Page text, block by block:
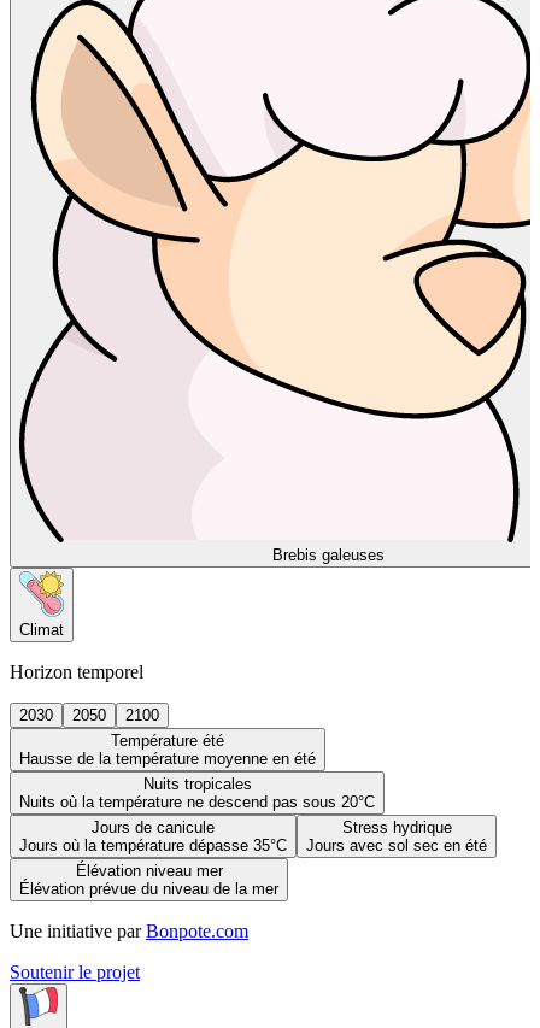
Brebis galeuses
Climat
Horizon temporel
2030 2050
2100
Température été
Hausse de la température moyenne en été
Nuits tropicales
Nuits où la température ne descend pas sous 20°C
Jours de canicule
Jours où la température dépasse 35°C
Stress hydrique
Jours avec sol sec en été
Élévation niveau mer
Élévation prévue du niveau de la mer
Une initiative par Bonpote.com
Soutenir le projet